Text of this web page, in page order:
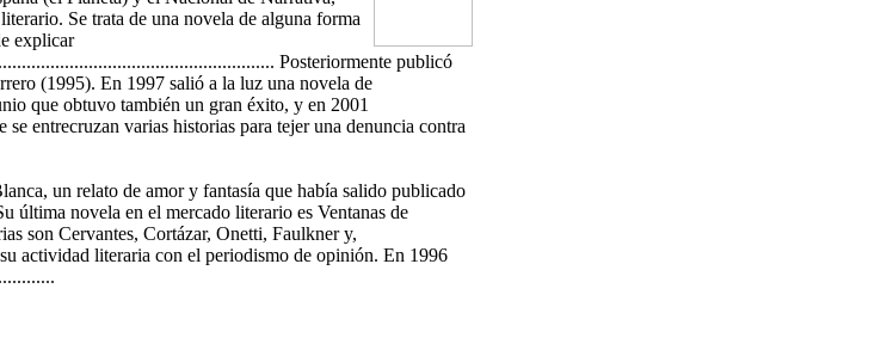
Se trata de una novela de alguna forma
explicar
Posteriormente publicó
(1995). En 1997 salió a la luz una novela de
que obtuvo también un gran éxito, y en 2001
entrecruzan varias historias para tejer una denuncia contra
un relato de amor y fantasía que había salido publicado
última novela en el mercado literario es Ventanas de
son Cervantes, Cortázar, Onetti, Faulkner y,
actividad literaria con el periodismo de opinión. En 1996